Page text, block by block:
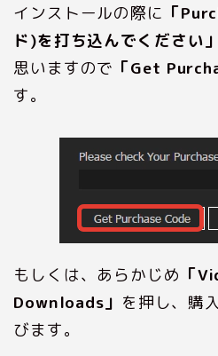
インストールの際に 「
ド)を打ち込んでください」
思いますので 「Get
す。
もしくは、あらかじめ 「
Downloads」 を押し、購
びます。